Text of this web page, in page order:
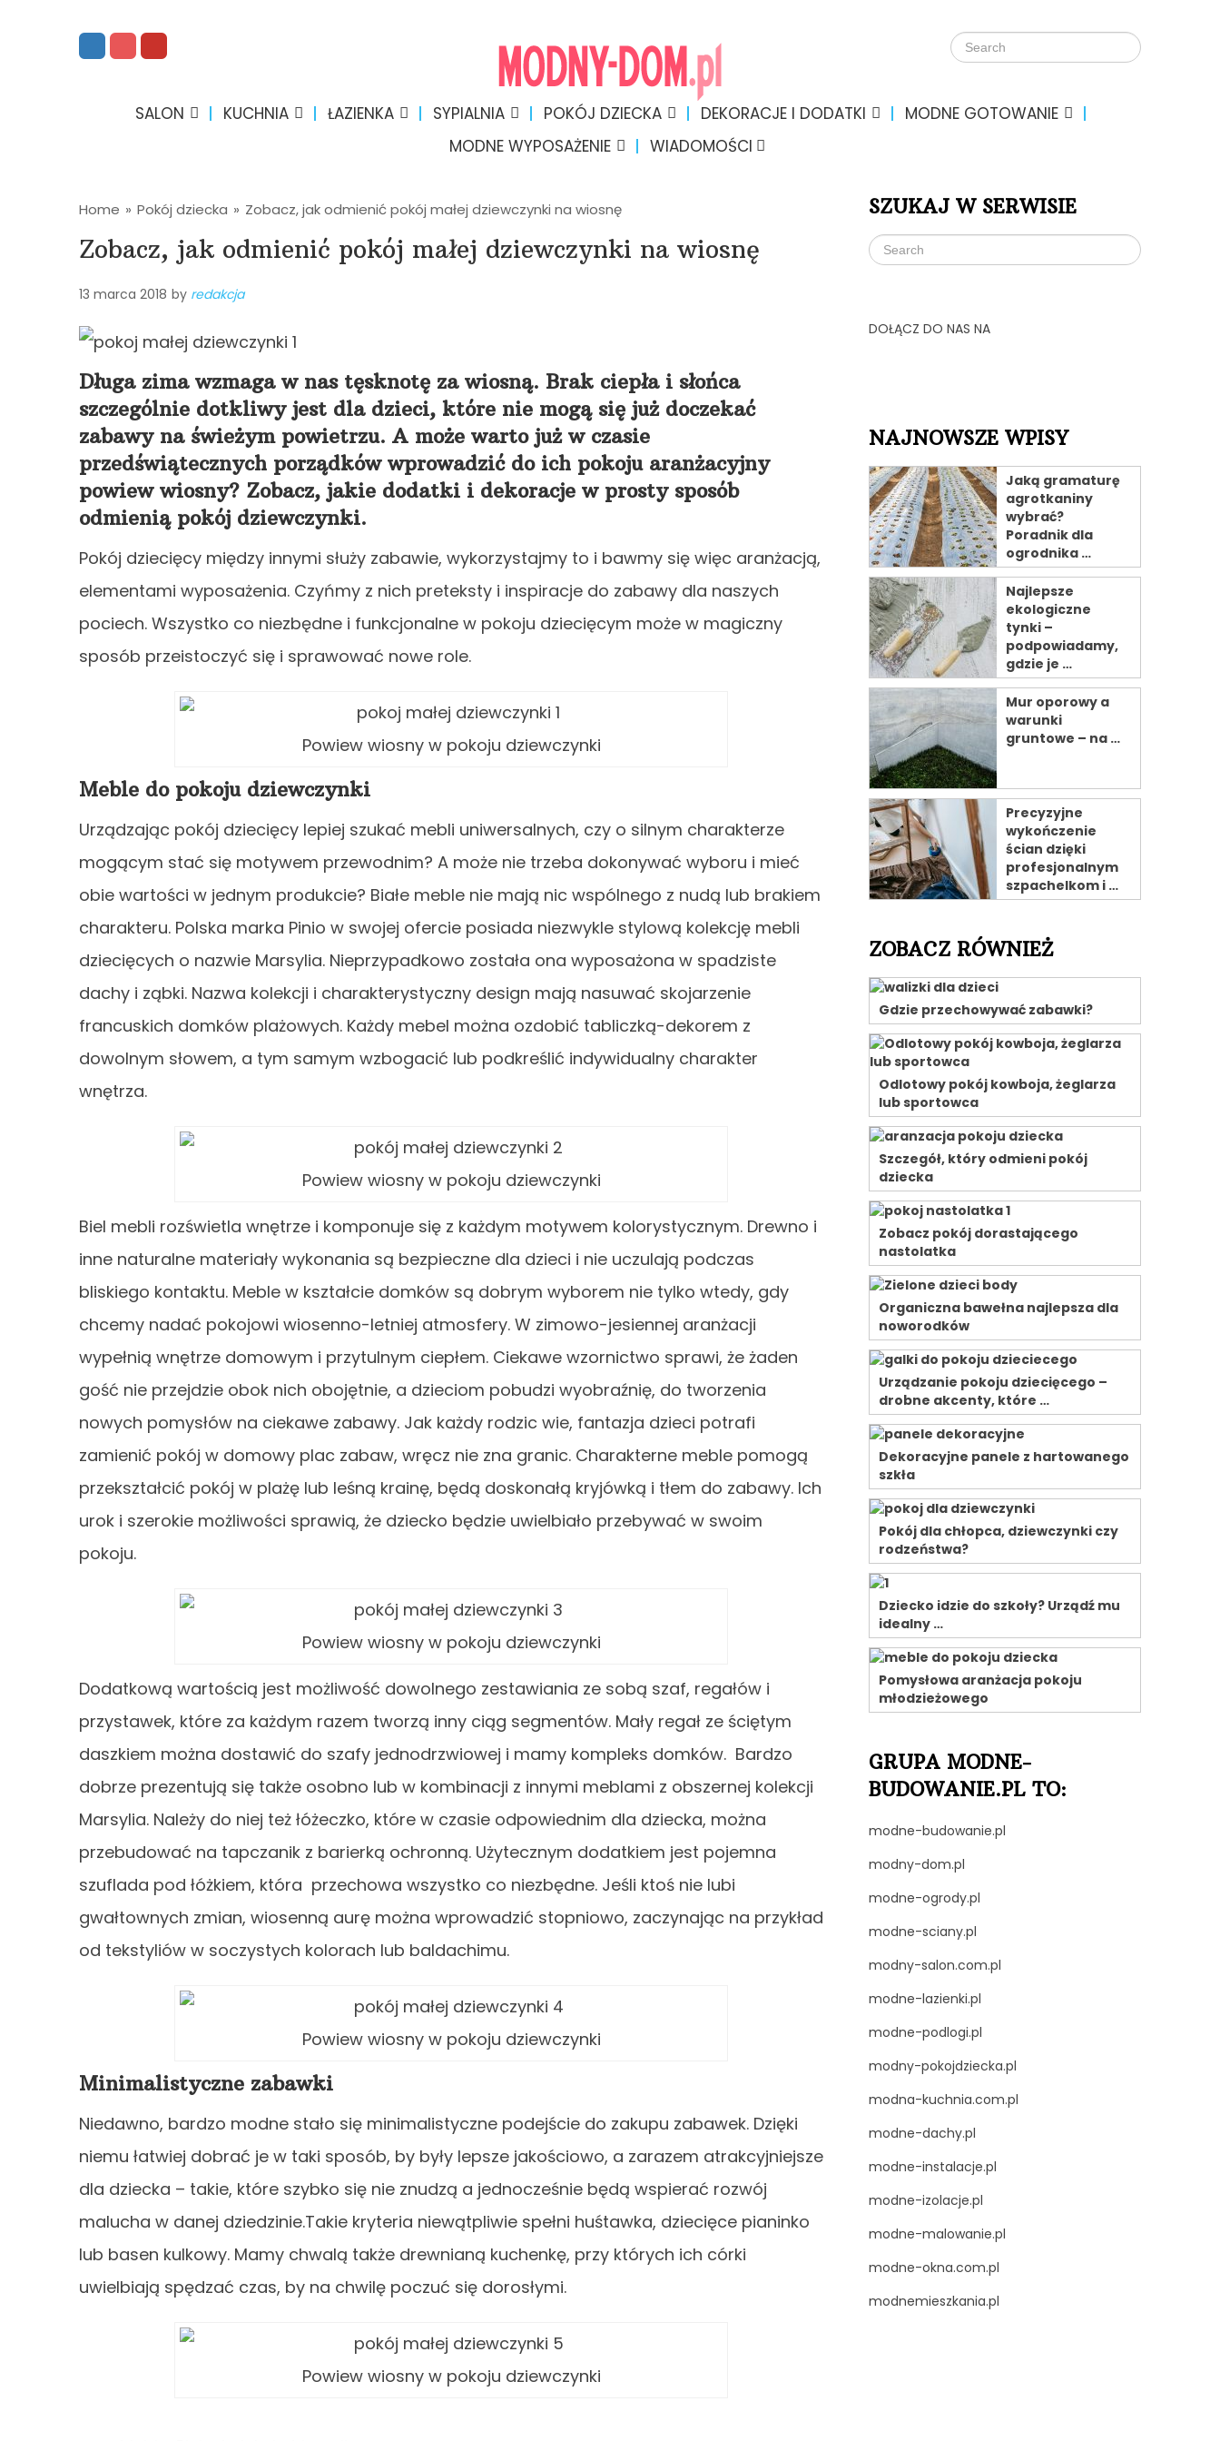
SALON KUCHNIA ŁAZIENKA SYPIALNIA POKÓJ DZIECKA DEKORACJE I DODATKI
MODNE GOTOWANIE
MODNE WYPOSAŻENIE
WIADOMOŚCI
Home » Pokój dziecka » Zobacz, jak odmienić pokój małej dziewczynki na wiosnę
Zobacz, jak odmienić pokój małej dziewczynki na wiosnę
13 marca 2018 by redakcja
Długa zima wzmaga w nas tęsknotę za wiosną. Brak ciepła i słońca
szczególnie dotkliwy jest dla dzieci, które nie mogą się już doczekać
zabawy na świeżym powietrzu. A może warto już w czasie
przedświątecznych porządków wprowadzić do ich pokoju aranżacyjny
powiew wiosny? Zobacz, jakie dodatki i dekoracje w prosty sposób
odmienią pokój dziewczynki.
Pokój dziecięcy między innymi służy zabawie, wykorzystajmy to i bawmy się więc aranżacją,
elementami wyposażenia. Czyńmy z nich preteksty i inspiracje do zabawy dla naszych
pociech. Wszystko co niezbędne i funkcjonalne w pokoju dziecięcym może w magiczny
sposób przeistoczyć się i sprawować nowe role.
Powiew wiosny w pokoju dziewczynki
Meble do pokoju dziewczynki
Urządzając pokój dziecięcy lepiej szukać mebli uniwersalnych, czy o silnym charakterze
mogącym stać się motywem przewodnim? A może nie trzeba dokonywać wyboru i mieć
obie wartości w jednym produkcie? Białe meble nie mają nic wspólnego z nudą lub brakiem
charakteru. Polska marka Pinio w swojej ofercie posiada niezwykle stylową kolekcję mebli
dziecięcych o nazwie Marsylia. Nieprzypadkowo została ona wyposażona w spadziste
dachy i ząbki. Nazwa kolekcji i charakterystyczny design mają nasuwać skojarzenie
francuskich domków plażowych. Każdy mebel można ozdobić tabliczką-dekorem z
dowolnym słowem, a tym samym wzbogacić lub podkreślić indywidualny charakter
wnętrza.
Powiew wiosny w pokoju dziewczynki
Biel mebli rozświetla wnętrze i komponuje się z każdym motywem kolorystycznym. Drewno i
inne naturalne materiały wykonania są bezpieczne dla dzieci i nie uczulają podczas
bliskiego kontaktu. Meble w kształcie domków są dobrym wyborem nie tylko wtedy, gdy
chcemy nadać pokojowi wiosenno-letniej atmosfery. W zimowo-jesiennej aranżacji
wypełnią wnętrze domowym i przytulnym ciepłem. Ciekawe wzornictwo sprawi, że żaden
gość nie przejdzie obok nich obojętnie, a dzieciom pobudzi wyobraźnię, do tworzenia
nowych pomysłów na ciekawe zabawy. Jak każdy rodzic wie, fantazja dzieci potrafi
zamienić pokój w domowy plac zabaw, wręcz nie zna granic. Charakterne meble pomogą
przekształcić pokój w plażę lub leśną krainę, będą doskonałą kryjówką i tłem do zabawy. Ich
urok i szerokie możliwości sprawią, że dziecko będzie uwielbiało przebywać w swoim
pokoju.
Powiew wiosny w pokoju dziewczynki
Dodatkową wartością jest możliwość dowolnego zestawiania ze sobą szaf, regałów i
przystawek, które za każdym razem tworzą inny ciąg segmentów. Mały regał ze ściętym
daszkiem można dostawić do szafy jednodrzwiowej i mamy kompleks domków. Bardzo
dobrze prezentują się także osobno lub w kombinacji z innymi meblami z obszernej kolekcji
Marsylia. Należy do niej też łóżeczko, które w czasie odpowiednim dla dziecka, można
przebudować na tapczanik z barierką ochronną. Użytecznym dodatkiem jest pojemna
szuflada pod łóżkiem, która przechowa wszystko co niezbędne. Jeśli ktoś nie lubi
gwałtownych zmian, wiosenną aurę można wprowadzić stopniowo, zaczynając na przykład
od tekstyliów w soczystych kolorach lub baldachimu.
Powiew wiosny w pokoju dziewczynki
Minimalistyczne zabawki
Niedawno, bardzo modne stało się minimalistyczne podejście do zakupu zabawek. Dzięki
niemu łatwiej dobrać je w taki sposób, by były lepsze jakościowo, a zarazem atrakcyjniejsze
dla dziecka – takie, które szybko się nie znudzą a jednocześnie będą wspierać rozwój
malucha w danej dziedzinie.Takie kryteria niewątpliwie spełni huśtawka, dziecięce pianinko
lub basen kulkowy. Mamy chwalą także drewnianą kuchenkę, przy których ich córki
uwielbiają spędzać czas, by na chwilę poczuć się dorosłymi.
Powiew wiosny w pokoju dziewczynki
SZUKAJ W SERWISIE
DOŁĄCZ DO NAS NA
NAJNOWSZE WPISY
Jaką gramaturę
agrotkaniny
wybrać?
Poradnik dla
ogrodnika …
Najlepsze
ekologiczne
tynki –
podpowiadamy,
gdzie je …
Mur oporowy a
warunki
gruntowe – na …
Precyzyjne
wykończenie
ścian dzięki
profesjonalnym
szpachelkom i …
ZOBACZ RÓWNIEŻ
Gdzie przechowywać zabawki?
Odlotowy pokój kowboja, żeglarza
lub sportowca
Szczegół, który odmieni pokój
dziecka
Zobacz pokój dorastającego
nastolatka
Organiczna bawełna najlepsza dla
noworodków
Urządzanie pokoju dziecięcego –
drobne akcenty, które …
Dekoracyjne panele z hartowanego
szkła
Pokój dla chłopca, dziewczynki czy
rodzeństwa?
Dziecko idzie do szkoły? Urządź mu
idealny …
Pomysłowa aranżacja pokoju
młodzieżowego
GRUPA MODNE-
BUDOWANIE.PL TO:
modne-budowanie.pl
modny-dom.pl
modne-ogrody.pl
modne-sciany.pl
modny-salon.com.pl
modne-lazienki.pl
modne-podlogi.pl
modny-pokojdziecka.pl
modna-kuchnia.com.pl
modne-dachy.pl
modne-instalacje.pl
modne-izolacje.pl
modne-malowanie.pl
modne-okna.com.pl
modnemieszkania.pl